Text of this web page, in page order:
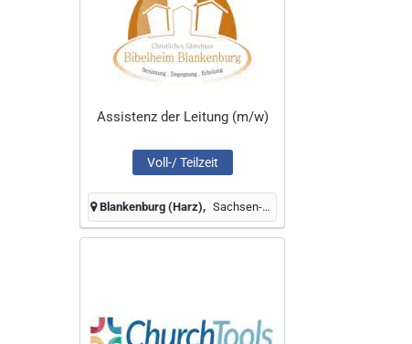
Assistenz der Leitung (m/w)
Voll-/ Teilzeit
Blankenburg (Harz) Sachsen-Anhalt, Deutschland